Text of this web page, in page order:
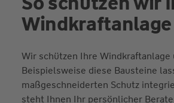
Windkraft­anlage
Wir schützen Ihre Windkraftanlage
Beispielsweise diese Bausteine
maßgeschneiderten Schutz
steht Ihnen Ihr persönlicher